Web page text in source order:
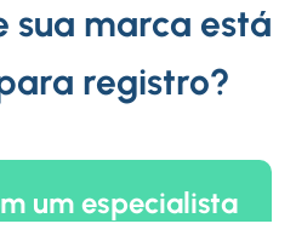
sua marca está
registro?
um especialista